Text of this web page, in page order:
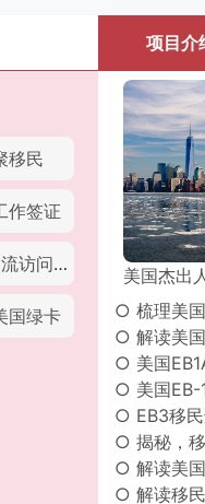
移民
作签证
美国学生/交流访问签证
国绿卡
项目介
美国杰出人才移
○ 解读美
○ EB3移